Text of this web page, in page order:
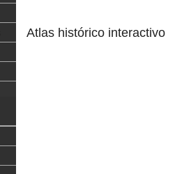
Atlas histórico interactivo